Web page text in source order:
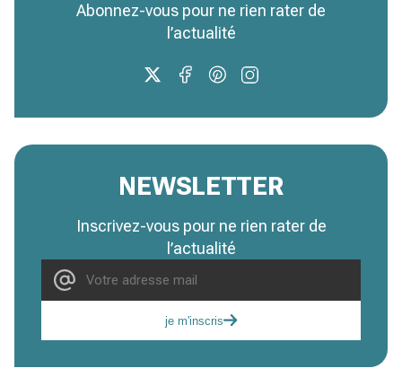
Abonnez-vous pour ne rien rater de
l’actualité
NEWSLETTER
Inscrivez-vous pour ne rien rater de
l’actualité
je m'inscris